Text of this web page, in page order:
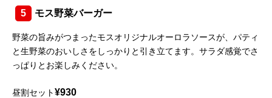
5 モス野菜バーガー
野菜の旨みがつまったモスオリジナルオーロラソースが、パティ
と生野菜のおいしさをしっかりと引き立てます。サラダ感覚でさ
っぱりとお楽しみください。
昼割セット¥930